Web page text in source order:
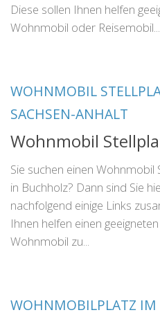
Diese sollen Ihnen helfen
Wohnmobil oder Reisemobil...
WOHNMOBIL
SACHSEN-ANHALT
Wohnmobil
Sie suchen einen
in Buchholz? Dann sind Sie
nachfolgend einige Links
Ihnen helfen einen
Wohnmobil zu...
WOHNMOBILPLATZ IM